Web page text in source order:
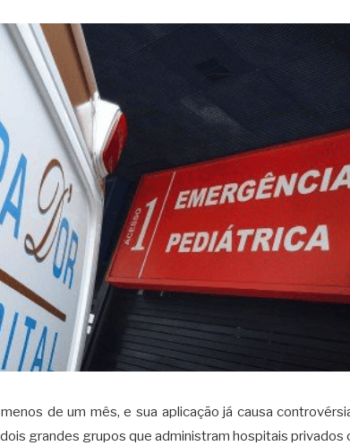
de um mês, e sua aplicação já causa
grandes grupos que administram hospitais privados